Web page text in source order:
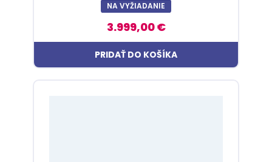
NA VYŽIADANIE
3.999,00 €
PRIDAŤ DO KOŠÍKA